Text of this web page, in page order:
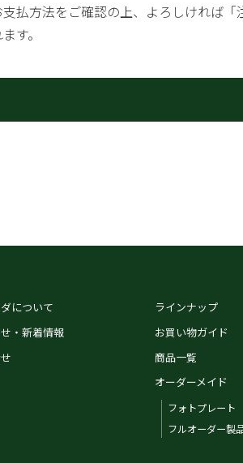
払方法をご確認の上、よろしければ「
す。
について
・新着情報
ラインナップ
お買い物ガイド
商品一覧
オーダーメイド
フォトプレート
フルオーダー製